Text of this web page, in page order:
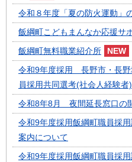
令和８年度「夏の防火運動」
飯綱町こどもまんなか応援サ
飯綱町無料職業紹介所
令和9年度採用 長野市・長野
員採用共同選考(社会人経験者
令和8年8月 夜間延長窓口の
令和9年度採用飯綱町職員採
案内について
令和9年度採用飯綱町職員採